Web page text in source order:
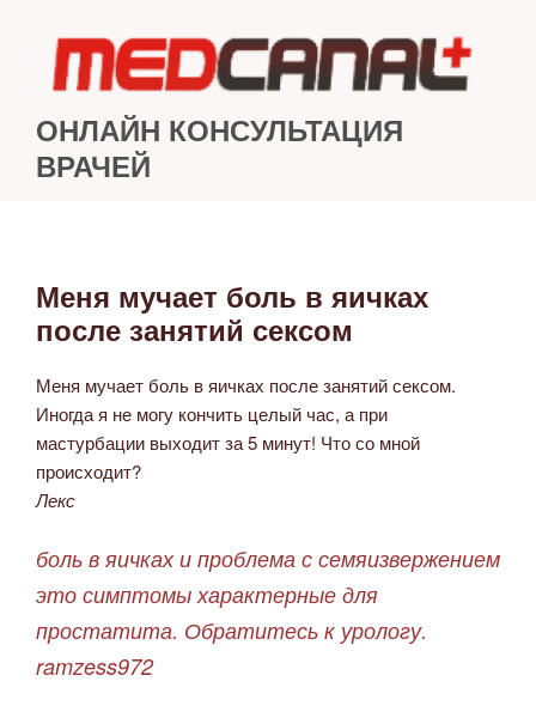
содержимому
ОНЛАЙН КОНСУЛЬТАЦИЯ
ВРАЧЕЙ
ОПУБЛИКОВАНО
Меня мучает боль в яичках
после занятий сексом
Меня мучает боль в яичках после занятий сексом.
Иногда я не могу кончить целый час, а при
мастурбации выходит за 5 минут! Что со мной
происходит?
Лекс
боль в яичках и проблема с семяизвержением
это симптомы характерные для
простатита. Обратитесь к урологу.
ramzess972